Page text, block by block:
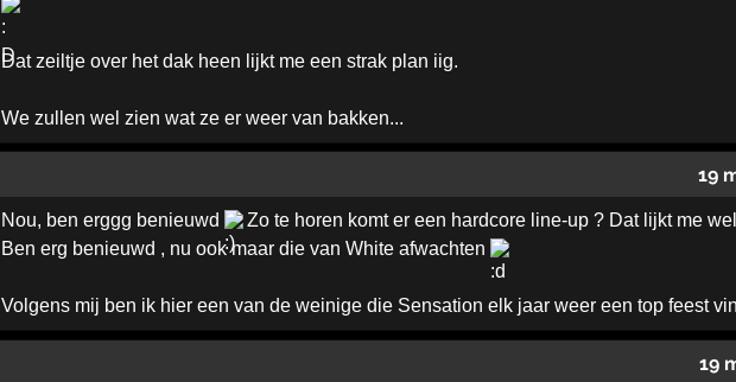
Dat zeiltje over het dak heen lijkt me een strak plan iig.
We zullen wel zien wat ze er weer van bakken...
19
Nou, ben erggg benieuwd
Zo te horen komt er een hardcore line-up ? Dat lijkt me
Ben erg benieuwd , nu ook maar die van White afwachten
Volgens mij ben ik hier een van de weinige die Sensation elk jaar weer een top feest
19